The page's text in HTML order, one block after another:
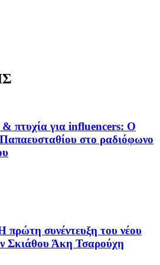
πτυχία για influencers: Ο
στο ραδιόφωνο
συνέντευξη του νέου
Σκιάθου Άκη Τσαρούχη